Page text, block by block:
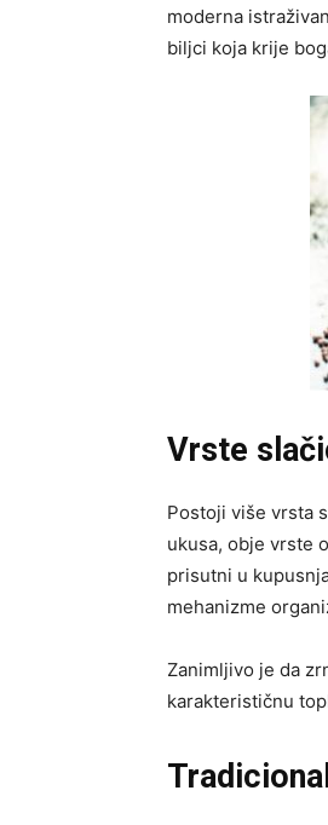
moderna
biljci koja krije
Vrste
Postoji više vrsta
ukusa, obje vrste
prisutni u
mehanizme
Zanimljivo je da
karakterističnu